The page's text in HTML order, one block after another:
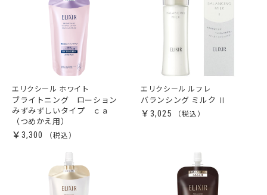
エリクシール ホワイト
ブライトニング ローション
みずみずしいタイプ ｃａ
（つめかえ用）
￥3,300
エリクシール ルフレ
バランシング ミルク Ⅱ
￥3,025